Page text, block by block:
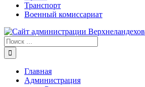
Транспорт
Военный комиссариат
Результат
поиска:
Главная
Администрация